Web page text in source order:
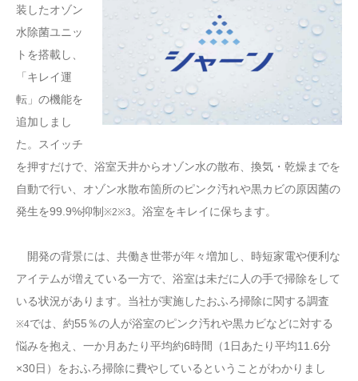
装したオゾン
水除菌ユニッ
トを搭載し、
「キレイ運
転」の機能を
追加しまし
た。スイッチ
を押すだけで、浴室天井からオゾン水の散布、換気・乾燥までを
自動で行い、オゾン水散布箇所のピンク汚れや黒カビの原因菌の
発生を99.9%抑制 ※2※3 。浴室をキレイに保ちます。
開発の背景には、共働き世帯が年々増加し、時短家電や便利な
アイテムが増えている一方で、浴室は未だに人の手で掃除をして
いる状況があります。当社が実施したおふろ掃除に関する調査
※4では、約55％の人が浴室のピンク汚れや黒カビなどに対する
悩みを抱え、一か月あたり平均約6時間（1日あたり平均11.6分
×30日）をおふろ掃除に費やしているということがわかりまし